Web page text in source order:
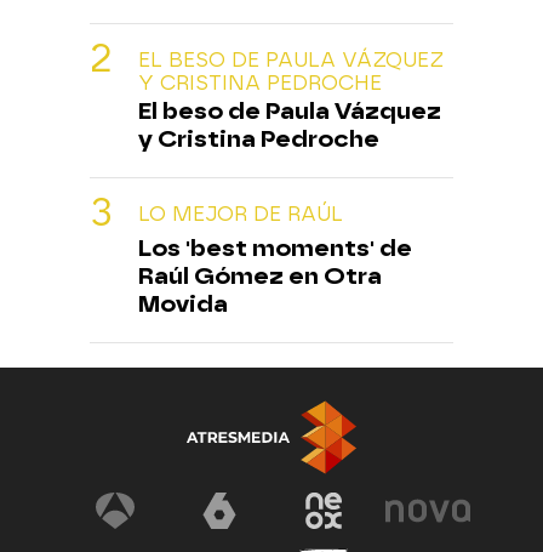
EL BESO DE PAULA VÁZQUEZ
Y CRISTINA PEDROCHE
El beso de Paula Vázquez
y Cristina Pedroche
LO MEJOR DE RAÚL
Los 'best moments' de
Raúl Gómez en Otra
Movida